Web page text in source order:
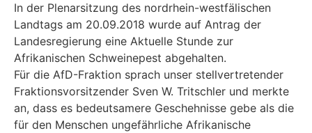
In der Plenarsitzung des nordrhein-westfälischen
Landtags am 20.09.2018 wurde auf Antrag der
Landesregierung eine Aktuelle Stunde zur
Afrikanischen Schweinepest abgehalten.
Für die AfD-Fraktion sprach unser stellvertretender
Fraktionsvorsitzender Sven W. Tritschler und merkte
an, dass es bedeutsamere Geschehnisse gebe als die
für den Menschen ungefährliche Afrikanische